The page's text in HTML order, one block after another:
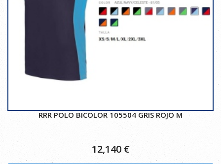
RRR POLO BICOLOR 105504 GRIS ROJO M
12,140€